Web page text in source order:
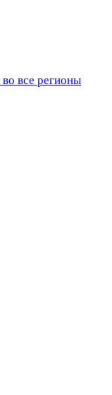
все регионы